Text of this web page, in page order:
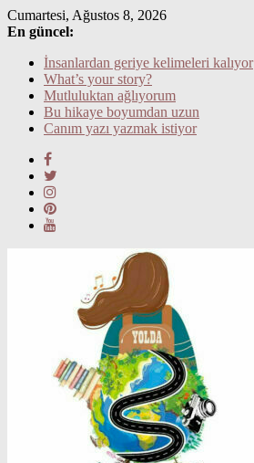
Skip
to
Cumartesi, Ağustos 8, 2026
En güncel:
İnsanlardan geriye kelimeleri kalıyor
What’s your story?
Mutluluktan ağlıyorum
Bu hikaye boyumdan uzun
Canım yazı yazmak istiyor